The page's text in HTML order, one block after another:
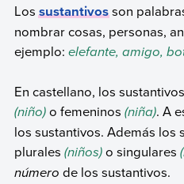
Lossustantivosson
nombrar cosas, personas,
ejemplo: elefante, amigo,
En castellano, los
(niño)o femeninos (niña). A
los sustantivos. Además los
plurales (niños)o singulares
número de los sustantivos.